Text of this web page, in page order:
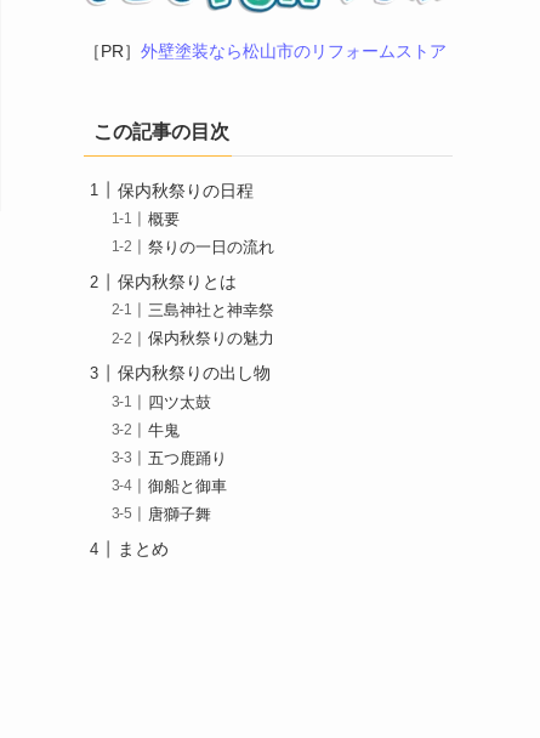
［PR］ 外壁塗装なら松山市のリフォームストア
この記事の目次
保内秋祭りの日程
概要
祭りの一日の流れ
保内秋祭りとは
三島神社と神幸祭
保内秋祭りの魅力
保内秋祭りの出し物
四ツ太鼓
牛鬼
五つ鹿踊り
御船と御車
唐獅子舞
まとめ